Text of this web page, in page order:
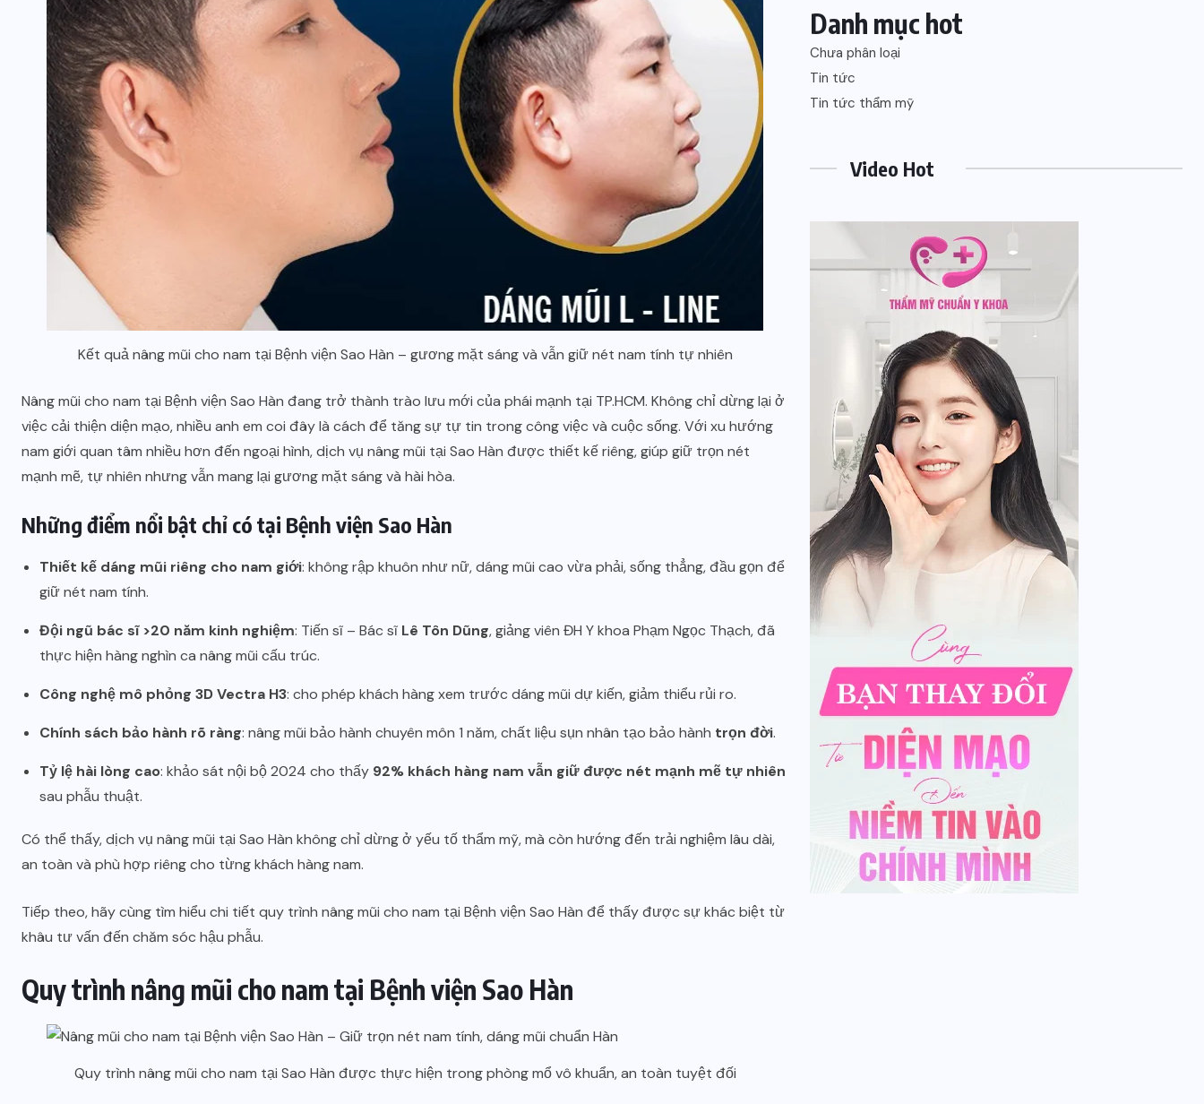
Kết quả nâng mũi cho nam tại Bệnh viện Sao Hàn – gương mặt sáng và vẫn giữ nét nam tính tự nhiên
Nâng mũi cho nam tại Bệnh viện Sao Hàn đang trở thành trào lưu mới của phái mạnh tại TP.HCM. Không chỉ dừng lại ở
việc cải thiện diện mạo, nhiều anh em coi đây là cách để tăng sự tự tin trong công việc và cuộc sống. Với xu hướng
nam giới quan tâm nhiều hơn đến ngoại hình, dịch vụ nâng mũi tại Sao Hàn được thiết kế riêng, giúp giữ trọn nét
mạnh mẽ, tự nhiên nhưng vẫn mang lại gương mặt sáng và hài hòa.
Những điểm nổi bật chỉ có tại Bệnh viện Sao Hàn
Thiết kế dáng mũi riêng cho nam giới: không rập khuôn như nữ, dáng mũi cao vừa phải, sống thẳng, đầu gọn để
giữ nét nam tính.
Đội ngũ bác sĩ >20 năm kinh nghiệm: Tiến sĩ – Bác sĩ Lê Tôn Dũng, giảng viên ĐH Y khoa Phạm Ngọc Thạch, đã
thực hiện hàng nghìn ca nâng mũi cấu trúc.
Công nghệ mô phỏng 3D Vectra H3: cho phép khách hàng xem trước dáng mũi dự kiến, giảm thiểu rủi ro.
Chính sách bảo hành rõ ràng: nâng mũi bảo hành chuyên môn 1 năm, chất liệu sụn nhân tạo bảo hành trọn đời.
Tỷ lệ hài lòng cao: khảo sát nội bộ 2024 cho thấy 92% khách hàng nam vẫn giữ được nét mạnh mẽ tự nhiên
sau phẫu thuật.
Có thể thấy, dịch vụ nâng mũi tại Sao Hàn không chỉ dừng ở yếu tố thẩm mỹ, mà còn hướng đến trải nghiệm lâu dài,
an toàn và phù hợp riêng cho từng khách hàng nam.
Tiếp theo, hãy cùng tìm hiểu chi tiết quy trình nâng mũi cho nam tại Bệnh viện Sao Hàn để thấy được sự khác biệt từ
khâu tư vấn đến chăm sóc hậu phẫu.
Quy trình nâng mũi cho nam tại Bệnh viện Sao Hàn
Quy trình nâng mũi cho nam tại Sao Hàn được thực hiện trong phòng mổ vô khuẩn, an toàn tuyệt đối
Danh mục hot
Chưa phân loại
Tin tức
Tin tức thẩm mỹ
Video Hot